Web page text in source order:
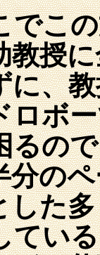
この
教授
に、
ロボ
るの
分の
した
てい